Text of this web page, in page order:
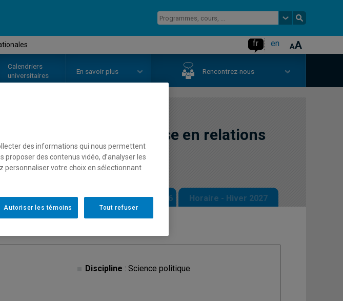
fr en
Calendriers
universitaires
En savoir plus Rencontrez-nous
Séminaire de synthèse en relations
- Été 2026 Horaire - Automne 2026 Horaire - Hiver 2027
Discipline : Science politique
des informations qui nous permettent
proposer des contenus vidéo, d’analyser les
personnaliser votre choix en sélectionnant
Tout refuser
Autoriser les témoins